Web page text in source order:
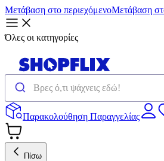
Μετάβαση στο περιεχόμενοΜετάβαση
Όλες οι κατηγορίες
Παρακολούθηση Παραγγελίας
Πίσω